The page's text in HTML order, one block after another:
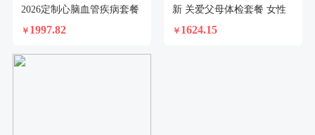
2026定制心脑血管疾病套餐
￥ 1997.82
新 关爱父母体检套餐 女性
￥ 1624.15